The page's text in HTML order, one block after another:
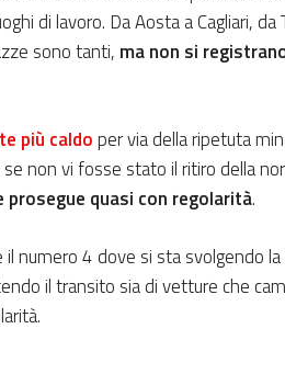
di lavoro. Da Aosta a Cagliari, da
sono tanti, ma non si
più caldoper via della ripetuta
non vi fosse stato il ritiro della
quasi con regolarità.
numero 4 dove si sta svolgendo la
il transito sia di vetture che